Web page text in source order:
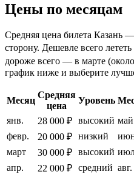
Цены по месяцам
Средняя цена билета Казань
сторону. Дешевле всего
дороже всего — в марте
график ниже и выберите
Месяц
Средняя
цена
Уровень
янв.
28 000 ₽ высокий май
февр.
20 000 ₽ низкий
март
30 000 ₽ высокий
апр.
22 000 ₽ средний авг.